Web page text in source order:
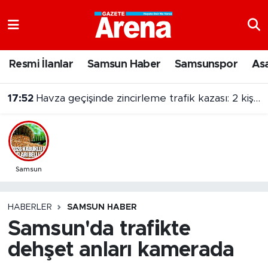
Resmi İlanlar Samsun Haber Samsunspor
17:52 Havza geçişinde zincirleme trafik kazası: 2 kişi yaralandı
17:35 Karadeniz'de gerilim: Türk yük gemisi dron saldırısına uğradı
Samsun
HABERLER SAMSUN HABER
Samsun'da trafikte
dehşet anları kamerada
Samsun Namaz Vakitleri
Trafik Durumu
Süper Lig Puan Durumu ve Fikstür
Son Dakika Haberleri
Haber Arşivi